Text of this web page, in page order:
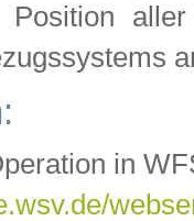
in